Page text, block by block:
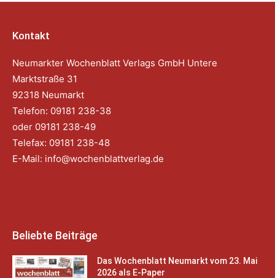
Kontakt
Neumarkter Wochenblatt Verlags GmbH Untere
Marktstraße 31
92318 Neumarkt
Telefon: 09181 238-38
oder 09181 238-49
Telefax: 09181 238-48
E-Mail: info@wochenblattverlag.de
Beliebte Beiträge
Das Wochenblatt Neumarkt vom 23. Mai
2026 als E-Paper